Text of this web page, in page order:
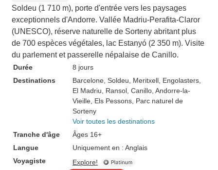
Soldeu (1 710 m), porte d'entrée vers les paysages
exceptionnels d'Andorre. Vallée Madriu-Perafita-Claror
(UNESCO), réserve naturelle de Sorteny abritant plus
de 700 espèces végétales, lac Estanyó (2 350 m). Visite
du parlement et passerelle népalaise de Canillo.
Durée
8 jours
Destinations
Barcelone , Soldeu , Meritxell , Engolasters
El Madriu , Ransol , Canillo , Andorre-la-
Vieille , Els Pessons , Parc naturel de
Sorteny
Voir toutes les destinations
Tranche d'âge
Âges 16+
Langue
Uniquement en : Anglais
Voyagiste
Explore!